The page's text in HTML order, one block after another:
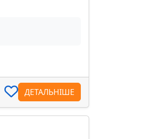
ДЕТАЛЬНІШЕ